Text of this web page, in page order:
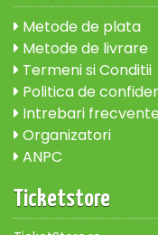
Metode de plata
Metode de livrare
Termeni si Conditii
Politica de
Intrebari
Organizatori
ANPC
Ticketstore